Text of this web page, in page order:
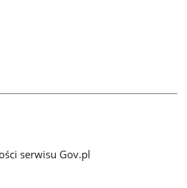
serwisu Gov.pl